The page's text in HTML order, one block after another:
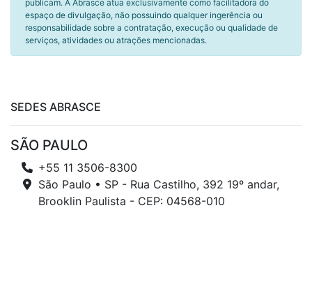
publicam. A Abrasce atua exclusivamente como facilitadora do
espaço de divulgação, não possuindo qualquer ingerência ou
responsabilidade sobre a contratação, execução ou qualidade de
serviços, atividades ou atrações mencionadas.
SEDES ABRASCE
SÃO PAULO
+55 11 3506-8300
São Paulo • SP - Rua Castilho, 392 19º andar,
Brooklin Paulista - CEP: 04568-010